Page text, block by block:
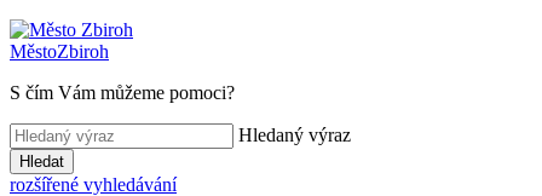
MěstoZbiroh
S čím Vám můžeme pomoci?
Hledaný výraz
Hledat
rozšířené vyhledávání